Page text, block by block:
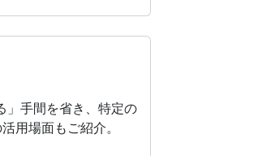
」手間を省き、特定の
用場面もご紹介。